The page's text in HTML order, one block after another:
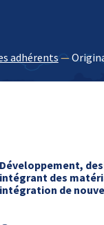
adhérents—
Développement,
intégrant des
intégration de